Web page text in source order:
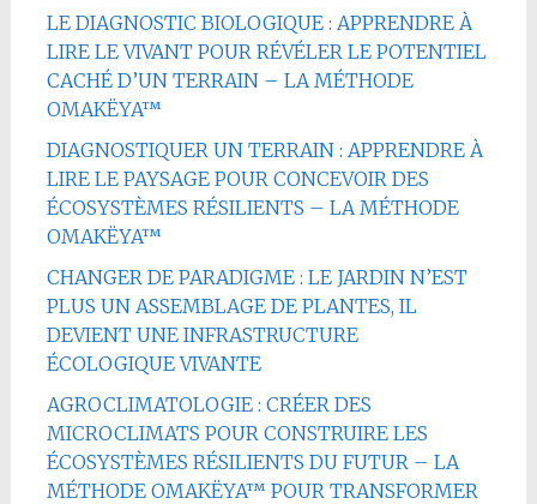
LE DIAGNOSTIC BIOLOGIQUE : APPRENDRE À
LIRE LE VIVANT POUR RÉVÉLER LE POTENTIEL
CACHÉ D’UN TERRAIN – LA MÉTHODE
OMAKËYA™
DIAGNOSTIQUER UN TERRAIN : APPRENDRE À
LIRE LE PAYSAGE POUR CONCEVOIR DES
ÉCOSYSTÈMES RÉSILIENTS – LA MÉTHODE
OMAKËYA™
CHANGER DE PARADIGME : LE JARDIN N’EST
PLUS UN ASSEMBLAGE DE PLANTES, IL
DEVIENT UNE INFRASTRUCTURE
ÉCOLOGIQUE VIVANTE
AGROCLIMATOLOGIE : CRÉER DES
MICROCLIMATS POUR CONSTRUIRE LES
ÉCOSYSTÈMES RÉSILIENTS DU FUTUR – LA
MÉTHODE OMAKËYA™ POUR TRANSFORMER